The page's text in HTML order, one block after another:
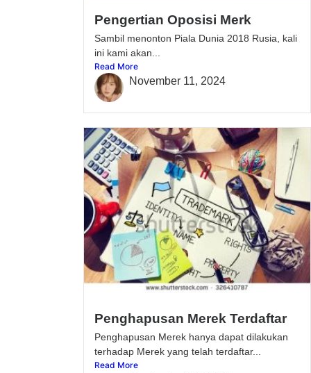
Pengertian Oposisi Merk
Sambil menonton Piala Dunia 2018 Rusia, kali
ini kami akan...
Read More
November 11, 2024
Penghapusan Merek Terdaftar
Penghapusan Merek hanya dapat dilakukan
terhadap Merek yang telah terdaftar...
Read More